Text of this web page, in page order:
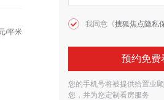
/平米
我同意《搜狐焦点隐私
预约免费
您的手机号将被提供给置业
您，并为您定制看房服务